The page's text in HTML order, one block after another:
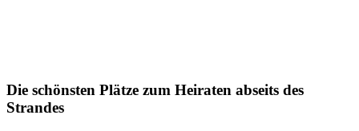
Die schönsten Plätze zum Heiraten abseits des
Strandes